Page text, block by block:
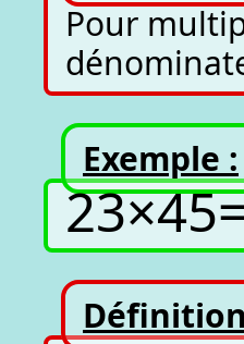
Pour
Exemple :
23×45